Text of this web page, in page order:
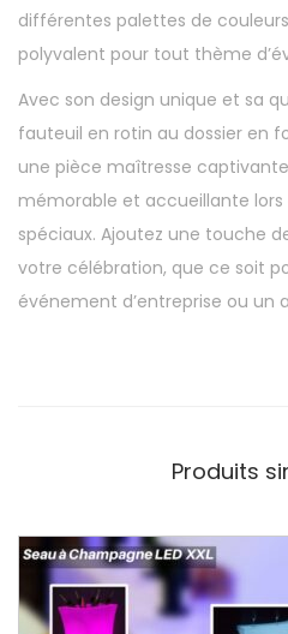
différentes palettes de
polyvalent pour tout thème
Avec son design unique et sa
fauteuil en rotin au dossier en
une pièce maîtresse
mémorable et accueillante
spéciaux. Ajoutez une touche
votre célébration, que ce soit
événement d’entreprise ou un
Produits